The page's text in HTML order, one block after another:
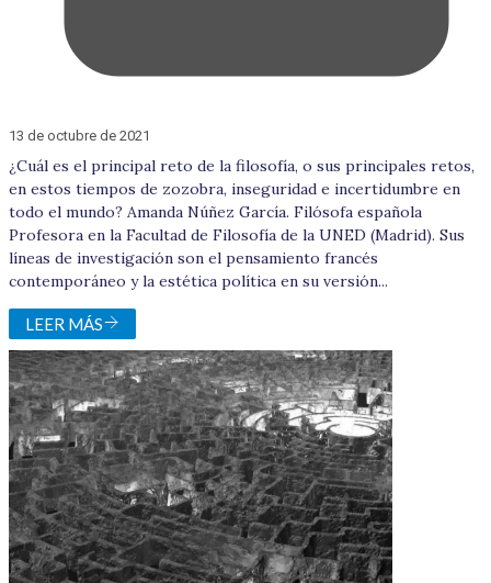
13 de octubre de 2021
¿Cuál es el principal reto de la filosofía, o sus principales retos,
en estos tiempos de zozobra, inseguridad e incertidumbre en
todo el mundo? Amanda Núñez García. Filósofa española
Profesora en la Facultad de Filosofía de la UNED (Madrid). Sus
líneas de investigación son el pensamiento francés
contemporáneo y la estética política en su versión...
LEER MÁS